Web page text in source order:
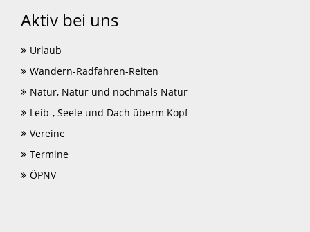
Aktiv bei uns
Urlaub
Wandern-Radfahren-Reiten
Natur, Natur und nochmals Natur
Leib-, Seele und Dach überm Kopf
Vereine
Termine
ÖPNV